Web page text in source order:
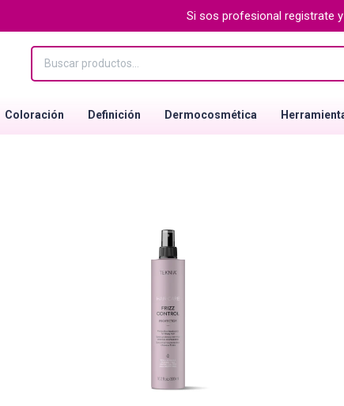
Si sos profesional registrate
Coloración Definición Dermocosmética